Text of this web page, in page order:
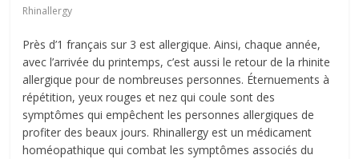
Rhinallergy
Près d’1 français sur 3 est allergique. Ainsi, chaque année,
avec l’arrivée du printemps, c’est aussi le retour de la rhinite
allergique pour de nombreuses personnes. Éternuements à
répétition, yeux rouges et nez qui coule sont des
symptômes qui empêchent les personnes allergiques de
profiter des beaux jours. Rhinallergy est un médicament
homéopathique qui combat les symptômes associés du